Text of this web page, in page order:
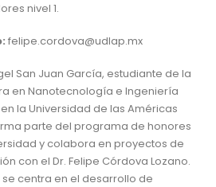
nivel 1.
felipe.cordova@udlap.mx
San Juan García, estudiante de la
en Nanotecnología e Ingeniería
la Universidad de las Américas
parte del programa de honores
y colabora en proyectos de
con el Dr. Felipe Córdova Lozano.
se centra en el desarrollo de